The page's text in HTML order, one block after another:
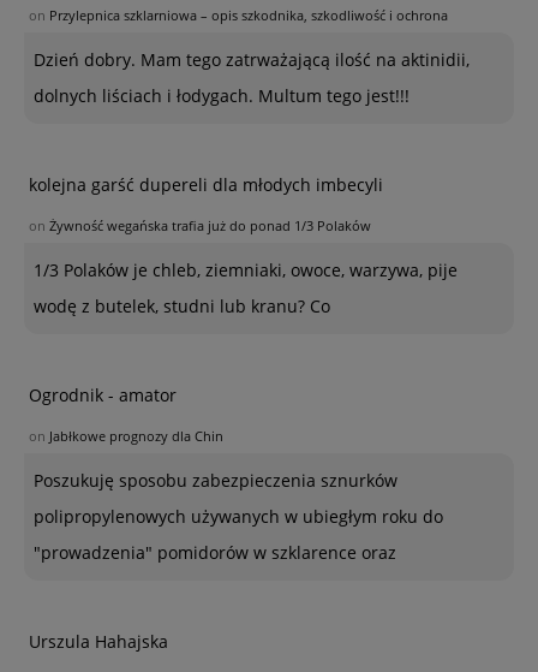
on Przylepnica szklarniowa – opis szkodnika, szkodliwość i ochrona
Dzień dobry. Mam tego zatrważającą ilość na aktinidii,
dolnych liściach i łodygach. Multum tego jest!!!
kolejna garść dupereli dla młodych imbecyli
on Żywność wegańska trafia już do ponad 1/3 Polaków
1/3 Polaków je chleb, ziemniaki, owoce, warzywa, pije
wodę z butelek, studni lub kranu? Co
Ogrodnik - amator
on Jabłkowe prognozy dla Chin
Poszukuję sposobu zabezpieczenia sznurków
polipropylenowych używanych w ubiegłym roku do
"prowadzenia" pomidorów w szklarence oraz
Urszula Hahajska